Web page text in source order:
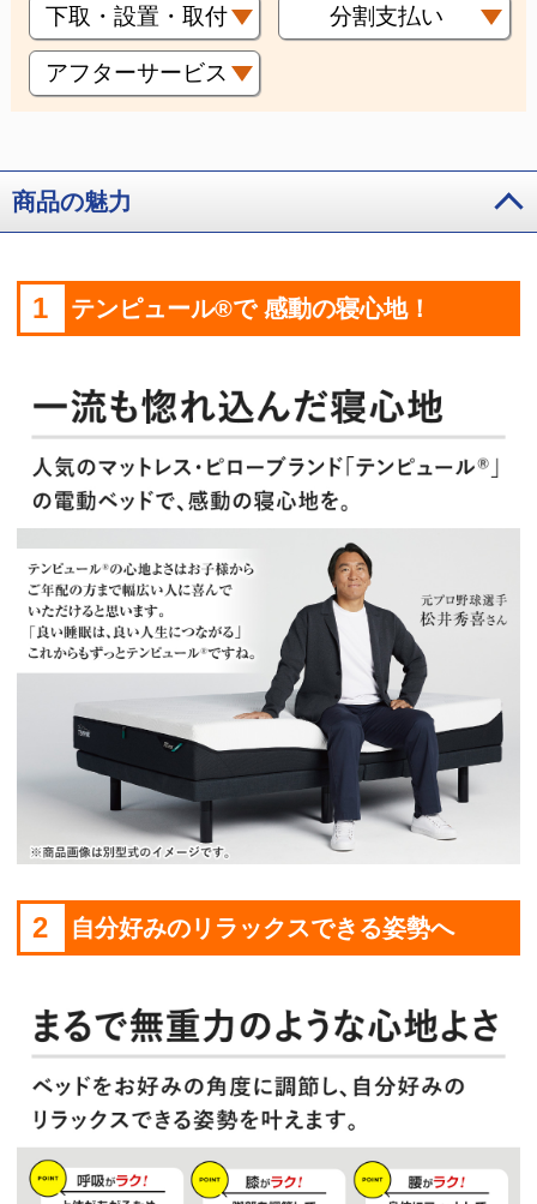
下取・設置・取付 分割支払い
アフターサービス
商品の魅力
1 テンピュール®で 感動の寝心地！
2 自分好みのリラックスできる姿勢へ